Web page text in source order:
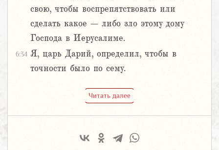
свою, чтобы воспрепятствовать или
сделать какое – либо зло этому дому
Господа в Иерусалиме.
6:34 Я, царь Дарий, определил, чтобы в
точности было по сему.
Читать далее